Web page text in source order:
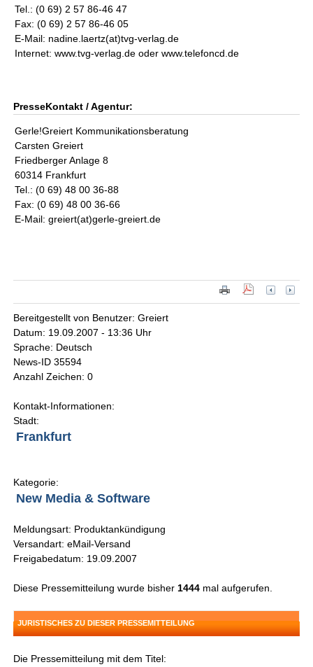
Tel.: (0 69) 2 57 86-46 47
Fax: (0 69) 2 57 86-46 05
E-Mail: nadine.laertz(at)tvg-verlag.de
Internet: www.tvg-verlag.de oder www.telefoncd.de
PresseKontakt / Agentur:
Gerle!Greiert Kommunikationsberatung
Carsten Greiert
Friedberger Anlage 8
60314 Frankfurt
Tel.: (0 69) 48 00 36-88
Fax: (0 69) 48 00 36-66
E-Mail: greiert(at)gerle-greiert.de
Bereitgestellt von Benutzer: Greiert
Datum: 19.09.2007 - 13:36 Uhr
Sprache: Deutsch
News-ID 35594
Anzahl Zeichen: 0
Kontakt-Informationen:
Stadt:
Frankfurt
Kategorie:
New Media & Software
Meldungsart: Produktankündigung
Versandart: eMail-Versand
Freigabedatum: 19.09.2007
Diese Pressemitteilung wurde bisher 1444 mal aufgerufen.
JURISTISCHES ZU DIESER PRESSEMITTEILUNG
Die Pressemitteilung mit dem Titel: